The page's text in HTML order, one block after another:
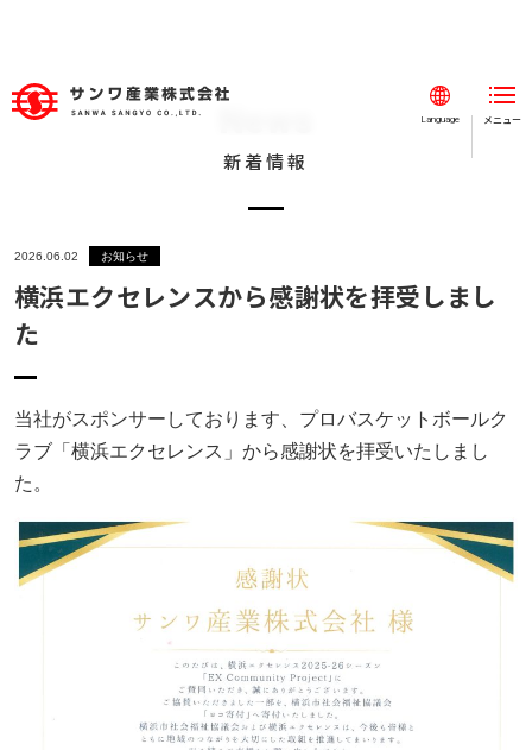
Language メニュー
閉じる
事例紹介
会社案内
新着情報
お知らせ
SDGs
展示会
社内イベント
新着情報
2026.06.02 お知らせ
横浜エクセレンスから感謝状を拝受しまし
た
当社がスポンサーしております、プロバスケットボールク
ラブ「横浜エクセレンス」から感謝状を拝受いたしまし
た。